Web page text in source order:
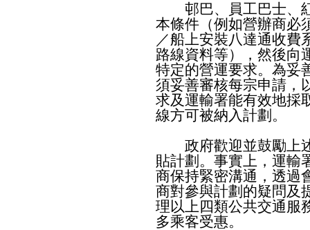
邨巴、員工巴士、紅
本條件（例如營辦商必
／船上安裝八達通收費
路線資料等），然後向
特定的營運要求。為妥
須妥善審核每宗申請，
求及運輸署能有效地採
線方可被納入計劃。
政府歡迎並鼓勵上述
貼計劃。事實上，運輸
商保持緊密溝通，透過
商對參與計劃的疑問及
理以上四類公共交通服
多乘客受惠。